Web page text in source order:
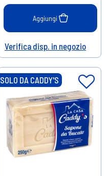
Aggiungi
Help
Verifica disp. in negozio
SOLO DA CADDY'S